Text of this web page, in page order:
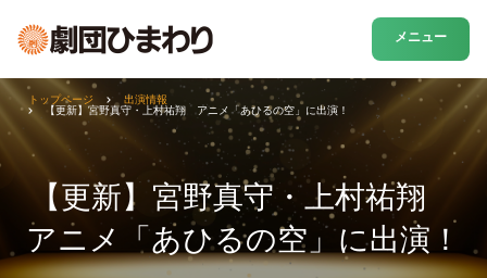
メニュー
【更新】宮野真守・上村祐翔
アニメ「あひるの空」に出演！
トップページ
出演情報
【更新】宮野真守・上村祐翔 アニメ「あひるの空」に出演！